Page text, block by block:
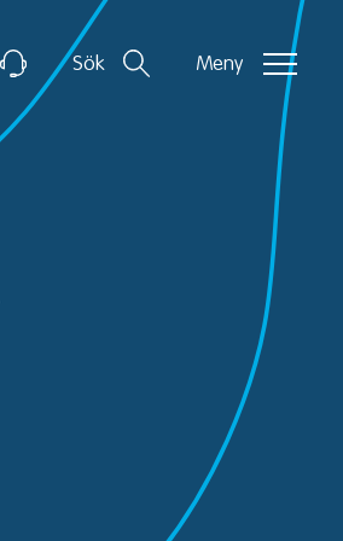
Sök Meny